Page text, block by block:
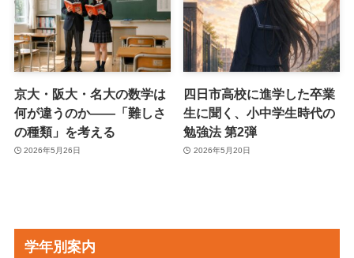
京大・阪大・名大の数学は
何が違うのか――「難しさ
の種類」を考える
2026年5月26日
四日市高校に進学した卒業
生に聞く、小中学生時代の
勉強法 第2弾
2026年5月20日
学年別案内